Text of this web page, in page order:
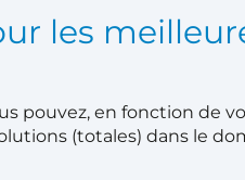
les
pouvez, en fonction de
(totales) dans le